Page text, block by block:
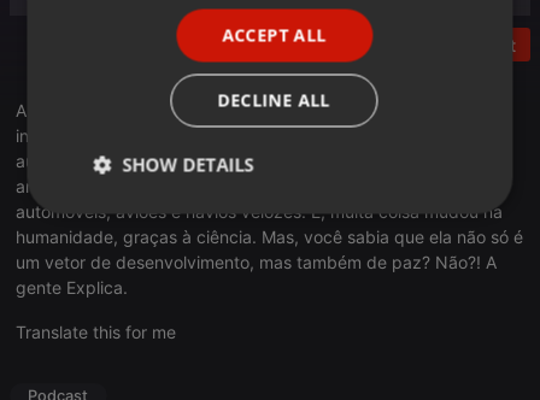
Post
A Gente Explica: Os avanços tecnológicos na humanidade são
incontestáveis. Saímos das cavernas para residências
automatizadas. A travessia de milhares de quilômetros, que
antes era feita a pé ou de barco a remo, hoje é realizada em
automóveis, aviões e navios velozes. É, muita coisa mudou na
humanidade, graças à ciência. Mas, você sabia que ela não só é
um vetor de desenvolvimento, mas também de paz? Não?! A
gente Explica.
Translate this for me
Podcast
ACCEPT ALL
DECLINE ALL
SHOW DETAILS
Strictly
necessary
Targeting Functionality